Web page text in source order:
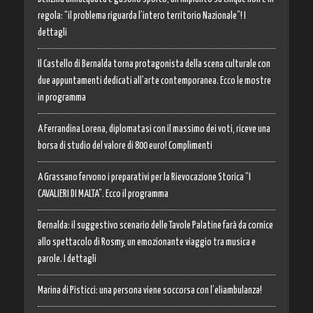
regola: “il problema riguarda l’intero territorio Nazionale”! I
dettagli
Il Castello di Bernalda torna protagonista della scena culturale con
due appuntamenti dedicati all’arte contemporanea. Ecco le mostre
in programma
A Ferrandina Lorena, diplomatasi con il massimo dei voti, riceve una
borsa di studio del valore di 800 euro! Complimenti
A Grassano fervono i preparativi per la Rievocazione Storica “I
CAVALIERI DI MALTA”. Ecco il programma
Bernalda: il suggestivo scenario delle Tavole Palatine farà da cornice
allo spettacolo di Rosmy, un emozionante viaggio tra musica e
parole. I dettagli
Marina di Pisticci: una persona viene soccorsa con l’eliambulanza!